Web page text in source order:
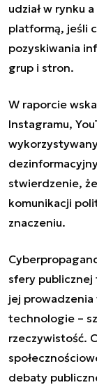
udział w rynku
platformą, jeśli
pozyskiwania
grup i stron.
W raporcie
Instagramu,
stwierdzenie,
komunikacji
znaczeniu.
sfery
jej
technologie –
rzeczywistość.
debaty